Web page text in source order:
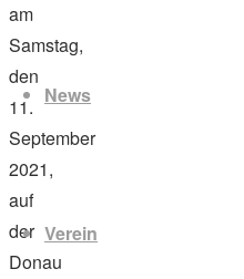
Zum
Inhalt
springenNews
Verein
am
Samstag,
den
11.
September
2021,
auf
der
Donau